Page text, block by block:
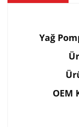
Yağ
OEM